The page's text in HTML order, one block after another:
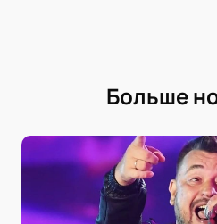
Больше